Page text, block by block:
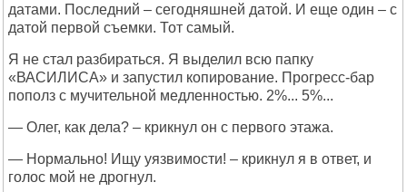
датами. Последний – сегодняшней датой. И еще один – с
датой первой съемки. Тот самый.
Я не стал разбираться. Я выделил всю папку
«ВАСИЛИСА» и запустил копирование. Прогресс-бар
пополз с мучительной медленностью. 2%... 5%...
— Олег, как дела? – крикнул он с первого этажа.
— Нормально! Ищу уязвимости! – крикнул я в ответ, и
голос мой не дрогнул.